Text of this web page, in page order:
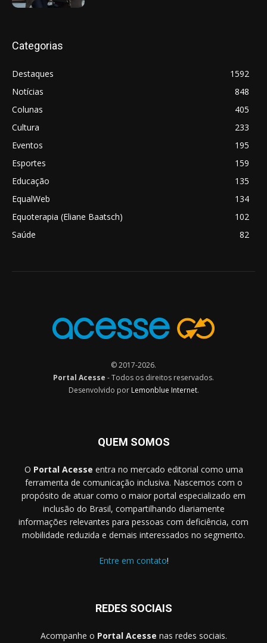
Categorias
Destaques
1592
Notícias
848
Colunas
405
Cultura
233
Eventos
195
Esportes
159
Educação
135
EqualWeb
134
Equoterapia (Eliane Baatsch)
102
Saúde
82
© 2017-2026.
Portal Acesse - Todos os direitos reservados.
Desenvolvido por Lemonblue Internet.
QUEM SOMOS
O Portal Acesse entra no mercado editorial como uma
ferramenta de comunicação inclusiva. Nascemos com o
propósito de atuar como o maior portal especializado em
inclusão do Brasil, compartilhando diariamente
informações relevantes para pessoas com deficiência, com
mobilidade reduzida e demais interessados no segmento.
Entre em contato!
REDES SOCIAIS
Acompanhe o Portal Acesse nas redes sociais.